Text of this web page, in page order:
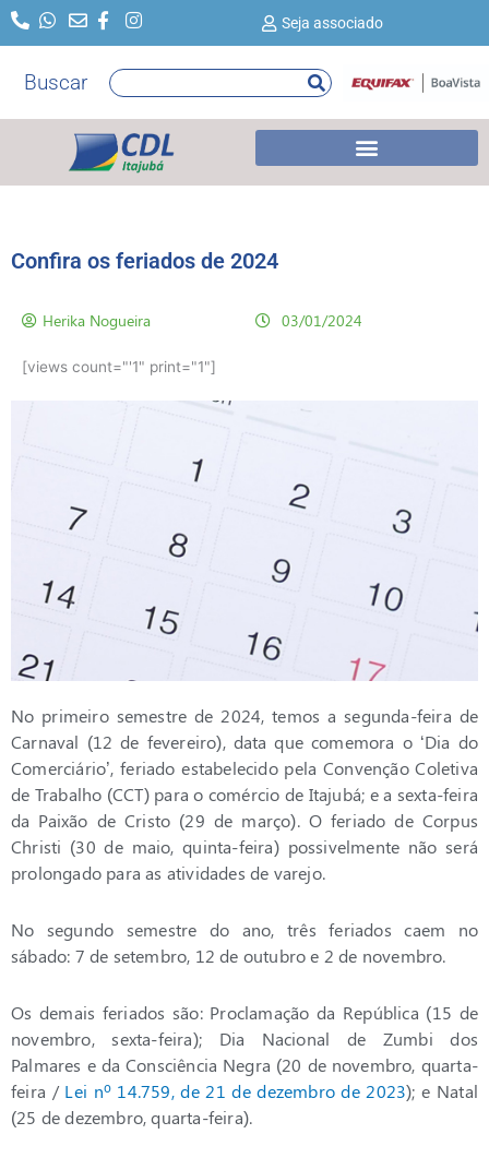
para
conteúdo
Seja associado
Buscar Pesquisar
Confira os feriados de 2024
Herika Nogueira
[views count="'1" print="1"]
03/01/2024
No primeiro semestre de 2024, temos a segunda-feira de
Carnaval (12 de fevereiro), data que comemora o ‘Dia do
Comerciário’, feriado estabelecido pela Convenção Coletiva
de Trabalho (CCT) para o comércio de Itajubá; e a sexta-feira
da Paixão de Cristo (29 de março). O feriado de Corpus
Christi (30 de maio, quinta-feira) possivelmente não será
prolongado para as atividades de varejo.
No segundo semestre do ano, três feriados caem no
sábado: 7 de setembro, 12 de outubro e 2 de novembro.
Os demais feriados são: Proclamação da República (15 de
novembro, sexta-feira); Dia Nacional de Zumbi dos
Palmares e da Consciência Negra (20 de novembro, quarta-
feira / Lei nº 14.759, de 21 de dezembro de 2023); e Natal
(25 de dezembro, quarta-feira).